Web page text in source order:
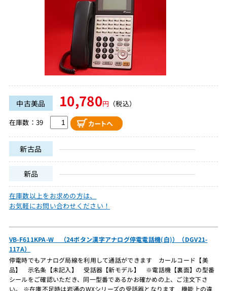
中古美品 10,780円 （税込）
在庫数：39
新古品
新品
在庫数以上をお求めの方は、
お気軽にお問い合わせください！
VB-F611KPA-W （24ボタン漢字アナログ停電電話機(白)）（DGV21-
117A）
停電時でもアナログ局線を利用して通話ができます カールコード【美
品】 示名条【未記入】 受話器【新モデル】 ※電話機【裏面】の型番
シールをご確認いただき、同一型番であるかお確かめの上、ご注文下さ
い。 ※在庫不足時は岩通のWXシリーズの受話器となります 機能上の違